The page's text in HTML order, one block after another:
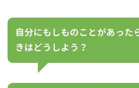
自分にもしものことがあった
きはどうしよう？